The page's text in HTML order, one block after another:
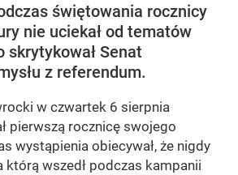
świętowania rocznicy
nie uciekał od tematów
skrytykował Senat
z referendum.
w czwartek 6 sierpnia
pierwszą rocznicę swojego
wystąpienia obiecywał, że nigdy
którą wszedł podczas kampanii